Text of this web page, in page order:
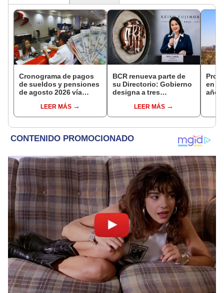
Cronograma de pagos
de sueldos y pensiones
de agosto 2026 vía
conoce las fechas de
depósito
LEER MÁS
BCR renueva parte de
su Directorio: Gobierno
designa a tres
EjecutivoLEER MÁS
en
año